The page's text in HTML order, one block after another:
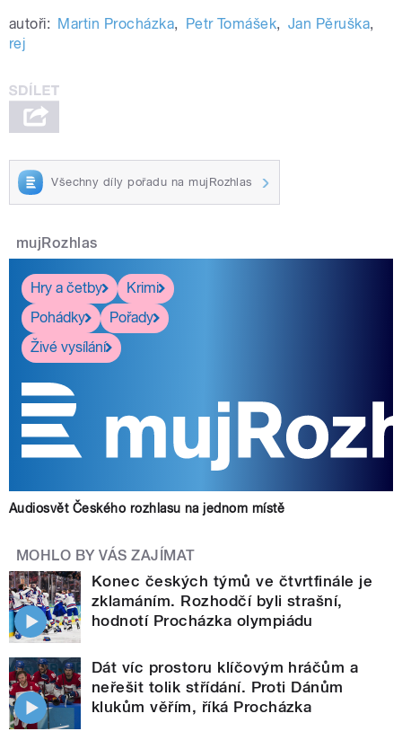
autoři: Martin Procházka, Petr Tomášek, Jan Pěruška,
rej
Všechny díly pořadu na mujRozhlas
mujRozhlas
Hry a četby
Krimi
Pohádky
Pořady
Živé vysílání
Audiosvět Českého rozhlasu na jednom místě
MOHLO BY VÁS ZAJÍMAT
Konec českých týmů ve čtvrtfinále je
zklamáním. Rozhodčí byli strašní,
hodnotí Procházka olympiádu
Dát víc prostoru klíčovým hráčům a
neřešit tolik střídání. Proti Dánům
klukům věřím, říká Procházka